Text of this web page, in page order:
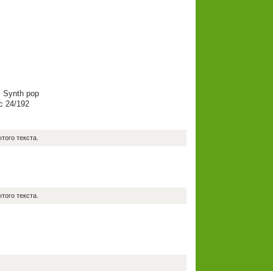
pop
24/192
текста.
текста.